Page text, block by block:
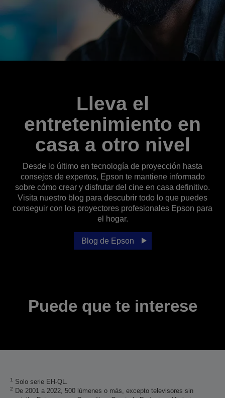
Lleva el
entretenimiento en
casa a otro nivel
Desde lo último en tecnología de proyección hasta
consejos de expertos, Epson te mantiene informado
sobre cómo crear y disfrutar del cine en casa definitivo.
Visita nuestro blog para descubrir todo lo que puedes
conseguir con los proyectores profesionales Epson para
el hogar.
Blog de Epson
Puede que te interese
1 Solo serie EH-QL.
2
De 2001 a 2022, 500 lúmenes o más, excepto televisores sin